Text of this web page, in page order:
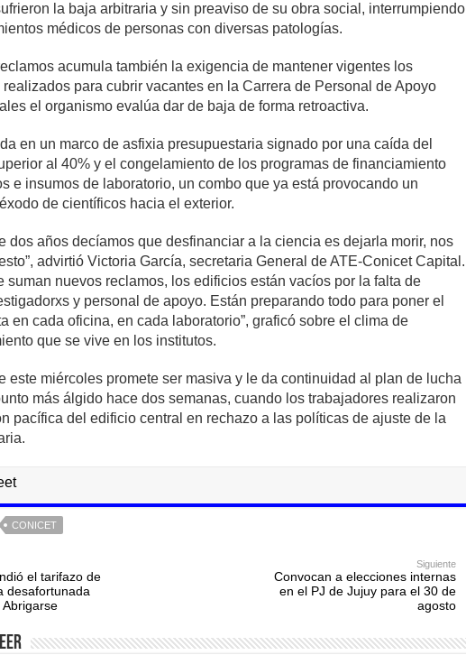
la baja arbitraria y sin preaviso de su obra social, interrumpiendo
médicos de personas con diversas patologías.
acumula también la exigencia de mantener vigentes los
para cubrir vacantes en la Carrera de Personal de Apoyo
el organismo evalúa dar de baja de forma retroactiva.
en un marco de asfixia presupuestaria signado por una caída del
al 40% y el congelamiento de los programas de financiamiento
e insumos de laboratorio, un combo que ya está provocando un
de científicos hacia el exterior.
dos años decíamos que desfinanciar a la ciencia es dejarla morir, nos
advirtió Victoria García, secretaria General de ATE-Conicet Capital.
suman nuevos reclamos, los edificios están vacíos por la falta de
y personal de apoyo. Están preparando todo para poner el
en cada oficina, en cada laboratorio”, graficó sobre el clima de
que se vive en los institutos.
este miércoles promete ser masiva y le da continuidad al plan de lucha
más álgido hace dos semanas, cuando los trabajadores realizaron
pacífica del edificio central en rechazo a las políticas de ajuste de la
CONICET
el tarifazo de
desafortunada
Siguiente
Convocan a elecciones internas
en el PJ de Jujuy para el 30 de
agosto